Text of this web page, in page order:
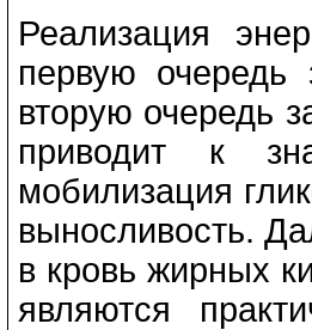
Реализация
первую очередь
вторую очередь
приводит к
мобилизация
выносливость.
в кровь жирных
являются